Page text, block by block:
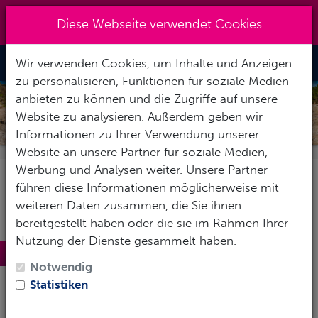
info@tauchzentrale.de
Toggle
LANZAROTE
Lanzarote wird auch
Diese Webseite verwendet Cookies
Wir verwenden Cookies, um Inhalte und Anzeigen
zu personalisieren, Funktionen für soziale Medien
anbieten zu können und die Zugriffe auf unsere
Website zu analysieren. Außerdem geben wir
Informationen zu Ihrer Verwendung unserer
Website an unsere Partner für soziale Medien,
Werbung und Analysen weiter. Unsere Partner
führen diese Informationen möglicherweise mit
weiteren Daten zusammen, die Sie ihnen
bereitgestellt haben oder die sie im Rahmen Ihrer
Nutzung der Dienste gesammelt haben.
Notwendig
Statistiken